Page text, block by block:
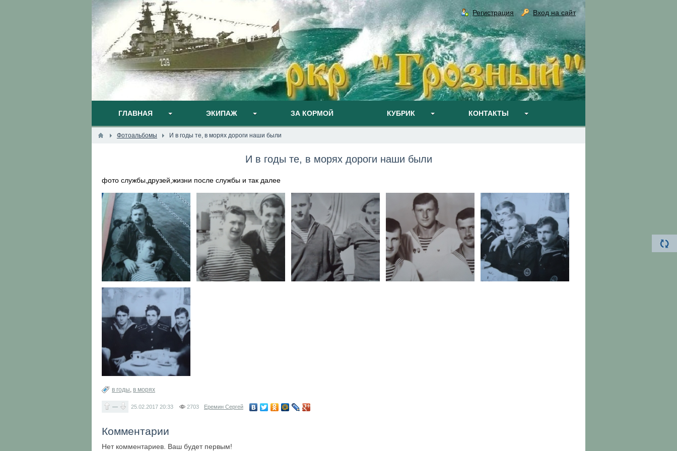
Регистрация Вход на сайт
ГЛАВНАЯ ЭКИПАЖ ЗА КОРМОЙ КУБРИК КОНТАКТЫ
Фотоальбомы И в годы те, в морях дороги наши были
И в годы те, в морях дороги наши были
фото службы,друзей,жизни после службы и так далее
в годы, в морях
— 25.02.2017 20:33 2703 Еремин Сергей
Комментарии
Нет комментариев. Ваш будет первым!